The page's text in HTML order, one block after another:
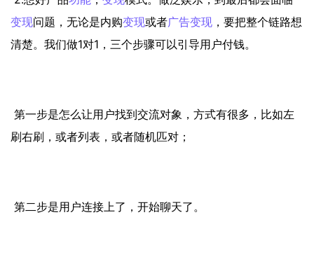
变现问题，无论是内购变现或者广告变现 ，要把整个链路想
清楚。我们做1对1，三个步骤可以引导用户付钱。
第一步是怎么让用户找到交流对象，方式有很多，比如左
刷右刷，或者列表，或者随机匹对；
第二步是用户连接上了，开始聊天了。